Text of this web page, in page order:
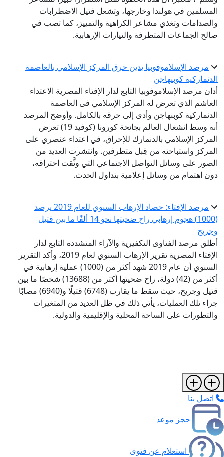
المسلمين في هولندا وخارجها، وتشعل فتيل الاضطرابات
والصدامات وتغذي مشاعر الكراهية والتمييز، كما تصب في
صالح الجماعات المتطرفة والتيارات الإرهابية.
مرصد الإسلاموفوبيا يدين حرق المركز الإسلامي بالعاصمة
الدنماركية كوبنهاجن
أدان مرصد الإسلاموفوبيا التابع لدار الإفتاء المصرية الاعتداء
الغاشم الذي تعرض له المركز الإسلامي فى العاصمة
الدنماركية كوبنهاجن وأدى إلى حرقه بالكامل. وأوضح المرصد
أنه وسط انشغال العالم بجائحة كورونا (كوفيد 19) تعرض
المركز الإسلامي بالدنمارك للإحراق، في اعتداء عنصري على
المركز واستباحته من قِبل متطرفين. وانتشرت العديد من
الصور على وسائل التواصل الاجتماعي التي وثَّقت احتراقه،
دون اهتمام من وسائل إعلامية بتداول الحدث.
مرصد الإفتاء: حصاد الإرهاب السنوي للعام 2019 يرصد
(1000) هجوم إرهابي راح ضحيتها نحو 14 ألفًا ما بين قتيل
وجريح
أطلق مرصد الفتاوى التكفيرية والآراء المتشددة التابع لدار
الإفتاء المصرية تقرير الإرهاب السنوي لعام 2019، وأكد التقرير
السنوي أن عام 2019 شهد أكثر من (1000) عملية إرهابية في
أكثر من (42) دولة، راح ضحيتها أكثر من (13688) شخصًا ما بين
قتيل وجريح، حيث سقط ما يقارب (6748) قتيلًا و(6940) مصابًا
جراء تلك العمليات، يأتي ذلك في ظل العديد من المتغيرات
والتطورات على الساحة المحلية والإقليمية والدولية.
اتصل بنا
حجز موعد
استعلام عن فتوى